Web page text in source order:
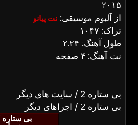
۲۰۱۵
از آلبوم موسیقی: نت پیانو
تراک: ۱۰۴۷
طول آهنگ: ۲:۲۴
نت آهنگ: ۴ صفحه
بی ستاره 2 / سایت های دیگر
بی ستاره 2 / اجراهای دیگر
بی ستاره /